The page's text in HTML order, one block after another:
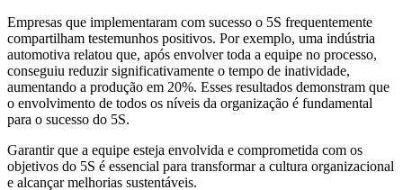
Empresas que implementaram com sucesso o 5S frequentemente
compartilham testemunhos positivos. Por exemplo, uma indústria
automotiva relatou que, após envolver toda a equipe no processo,
conseguiu reduzir significativamente o tempo de inatividade,
aumentando a produção em 20%. Esses resultados demonstram que
o envolvimento de todos os níveis da organização é fundamental
para o sucesso do 5S.
Garantir que a equipe esteja envolvida e comprometida com os
objetivos do 5S é essencial para transformar a cultura organizacional
e alcançar melhorias sustentáveis.